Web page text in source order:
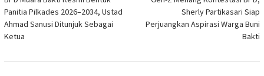
pos
Panitia Pilkades 2026–2034, Ustad
Ahmad Sanusi Ditunjuk Sebagai
Ketua
Sherly Partikasari Siap
Perjuangkan Aspirasi Warga Buni
Bakti